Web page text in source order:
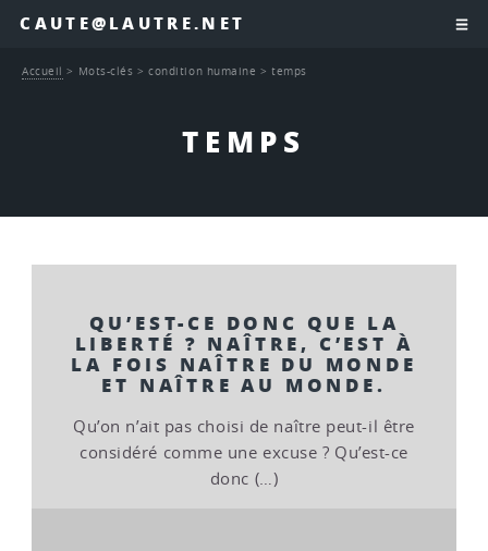
CAUTE@LAUTRE.NET
TEMPS
Accueil > Mots-clés >condition humaine >temps
QU’EST-CE DONC QUE LA
LIBERTÉ ? NAÎTRE, C’EST À
LA FOIS NAÎTRE DU MONDE
ET NAÎTRE AU MONDE.
Qu’on n’ait pas choisi de naître peut-il être
considéré comme une excuse ? Qu’est-ce
donc (…)